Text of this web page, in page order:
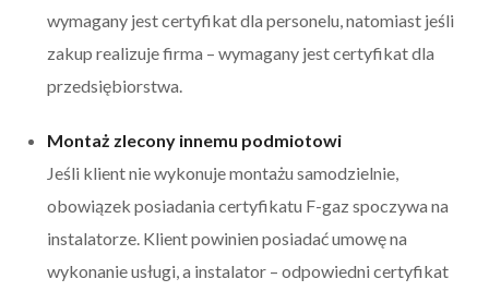
wymagany jest certyfikat dla personelu, natomiast jeśli
zakup realizuje firma – wymagany jest certyfikat dla
przedsiębiorstwa.
Montaż zlecony innemu podmiotowi
Jeśli klient nie wykonuje montażu samodzielnie,
obowiązek posiadania certyfikatu F-gaz spoczywa na
instalatorze. Klient powinien posiadać umowę na
wykonanie usługi, a instalator – odpowiedni certyfikat